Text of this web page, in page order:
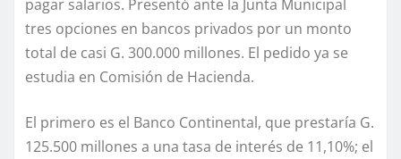
pagar salarios. Presentó ante la Junta Municipal
tres opciones en bancos privados por un monto
total de casi G. 300.000 millones. El pedido ya se
estudia en Comisión de Hacienda.
El primero es el Banco Continental, que prestaría G.
125.500 millones a una tasa de interés de 11,10%; el